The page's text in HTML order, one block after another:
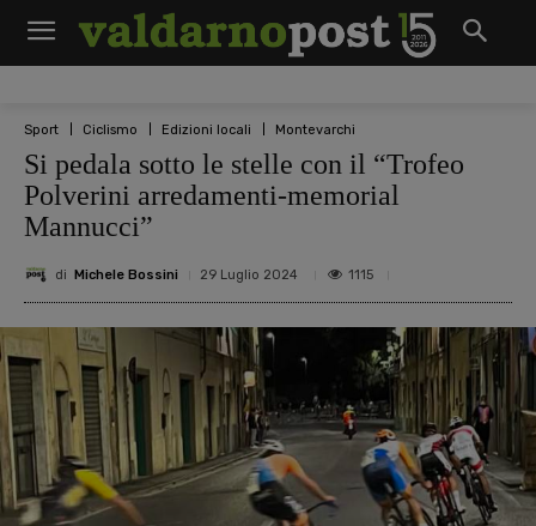
Sport Ciclismo Edizioni locali Montevarchi
Si pedala sotto le stelle con il “Trofeo
Polverini arredamenti-memorial
Mannucci”
di Michele Bossini 29 Luglio 2024 1115